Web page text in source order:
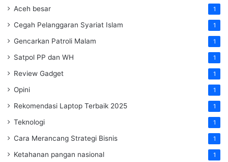
Aceh besar 1
Cegah Pelanggaran Syariat Islam 1
Gencarkan Patroli Malam 1
Satpol PP dan WH 1
Review Gadget 1
Opini 1
Rekomendasi Laptop Terbaik 2025 1
Teknologi 1
Cara Merancang Strategi Bisnis 1
Ketahanan pangan nasional 1